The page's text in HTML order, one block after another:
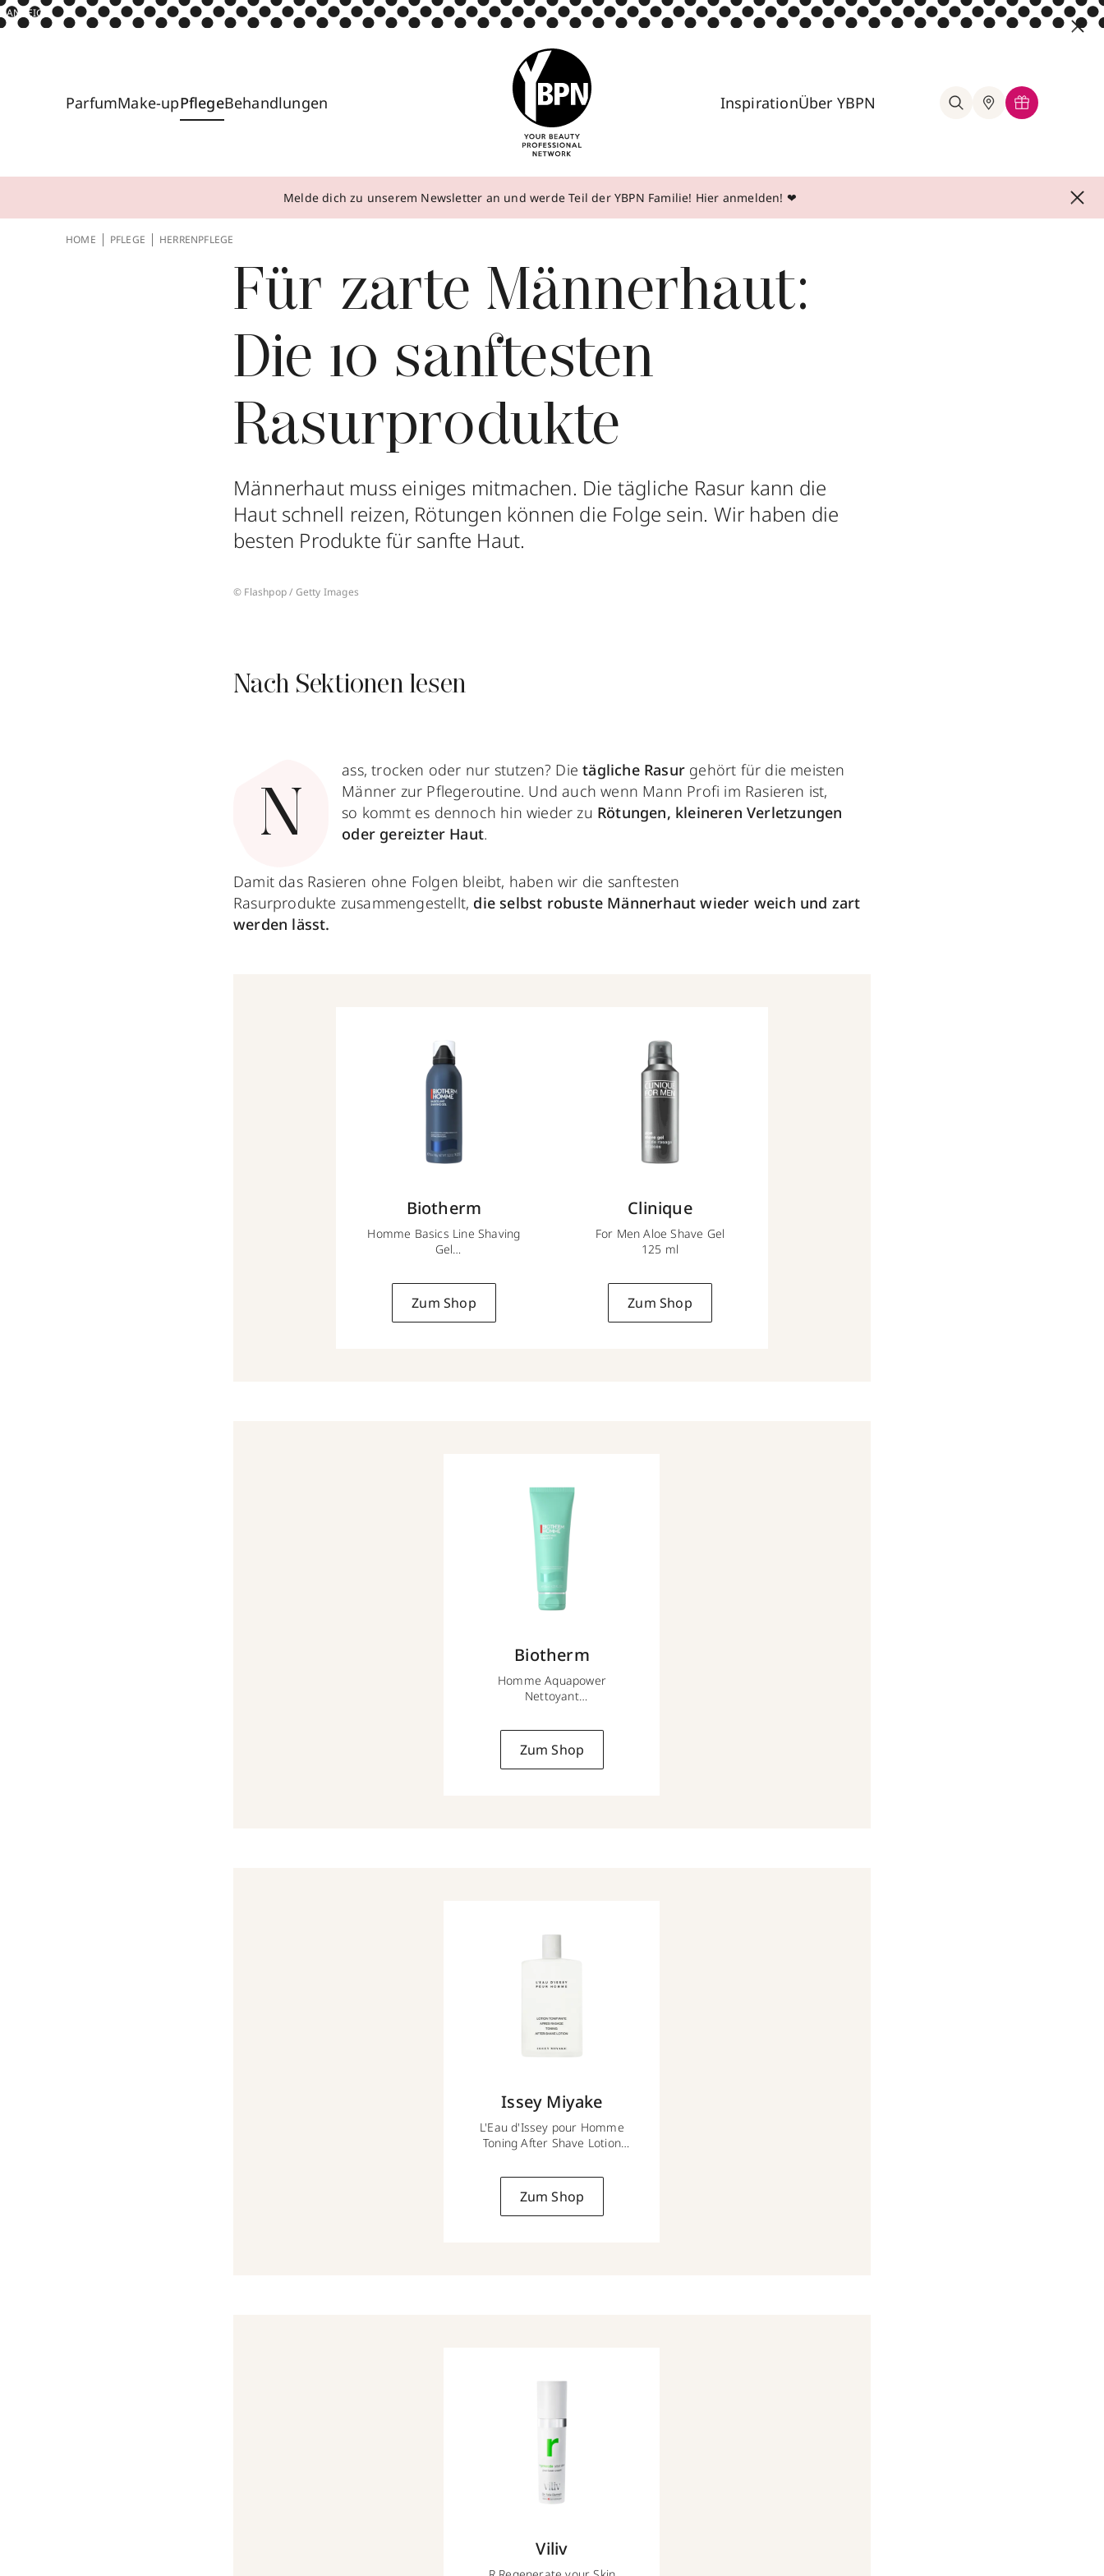
ANZEIGE
ParfumMake-upPflegeBehandlungen InspirationÜber YBPN
Melde dich zu unserem Newsletter an und werde Teil der YBPN Familie! Hier anmelden! ❤
HOME PFLEGE HERRENPFLEGE
Für zarte Männerhaut:
Die 10 sanftesten
Rasurprodukte
Männerhaut muss einiges mitmachen. Die tägliche Rasur kann die
Haut schnell reizen, Rötungen können die Folge sein. Wir haben die
besten Produkte für sanfte Haut.
© Flashpop / Getty Images
Nach Sektionen lesen
N
ass, trocken oder nur stutzen? Dietägliche Rasur gehört für die meisten
Männer zur Pflegeroutine. Und auch wenn Mann Profi im Rasieren ist,
so kommt es dennoch hin wieder zu Rötungen, kleineren Verletzungen
oder gereizter Haut.
Damit das Rasieren ohne Folgen bleibt, haben wir die sanftesten
Rasurprodukte zusammengestellt, die selbst robuste Männerhaut wieder weich und zart
werden lässt.
Biotherm
Homme Basics Line Shaving
Gel
Zum Shop
Clinique
For Men Aloe Shave Gel
125 ml
Zum Shop
Biotherm
Homme Aquapower
Nettoyant
Zum Shop
Issey Miyake
L'Eau d'Issey pour Homme
Toning After Shave Lotion
Zum Shop
Viliv